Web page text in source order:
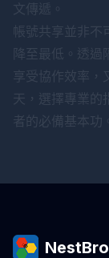
文傳遞。
帳號共享並非不
降至最低。透過
享受協作效率，
天，選擇專業的
者的必備基本功。